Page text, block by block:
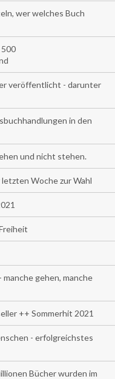
wer welches Buch
veröffentlicht - darunter
in den
und nicht stehen.
Woche zur Wahl
gehen, manche
++ Sommerhit 2021
- erfolgreichstes
Bücher wurden im